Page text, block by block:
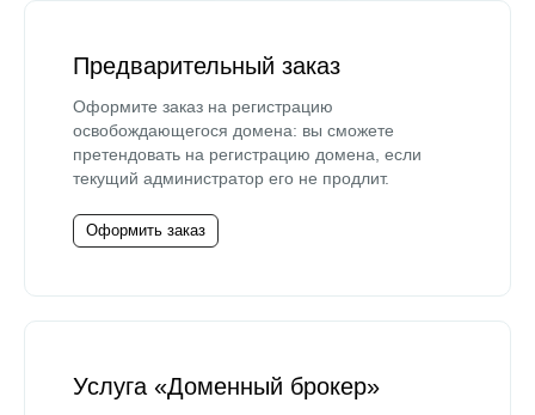
Предварительный заказ
Оформите заказ на регистрацию
освобождающегося домена: вы сможете
претендовать на регистрацию домена, если
текущий администратор его не продлит.
Оформить заказ
Услуга «Доменный брокер»